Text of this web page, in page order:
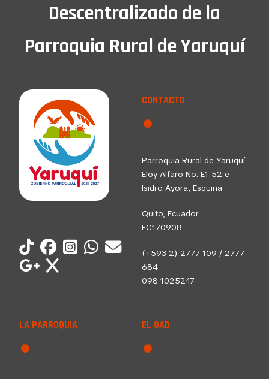
Descentralizado de la
Parroquia Rural de Yaruquí
CONTACTO
Parroquia Rural de Yaruquí
Eloy Alfaro No. E1-52 e
Isidro Ayora, Esquina
Quito, Ecuador
EC170908
(+593 2) 2777-109 / 2777-
684
098 1025247
LA PARROQUIA EL GAD